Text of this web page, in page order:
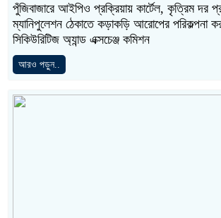
পুঁজিবাজারে আইপিও প্রক্রিয়ায় কার্টেল, কৃত্রিম দর
ম্যানিপুলেশন ঠেকাতে কড়াকড়ি আরোপের পরিকল্পনা
সিকিউরিটিজ অ্যান্ড এক্সচেঞ্জ কমিশন
আরও পড়ুন..